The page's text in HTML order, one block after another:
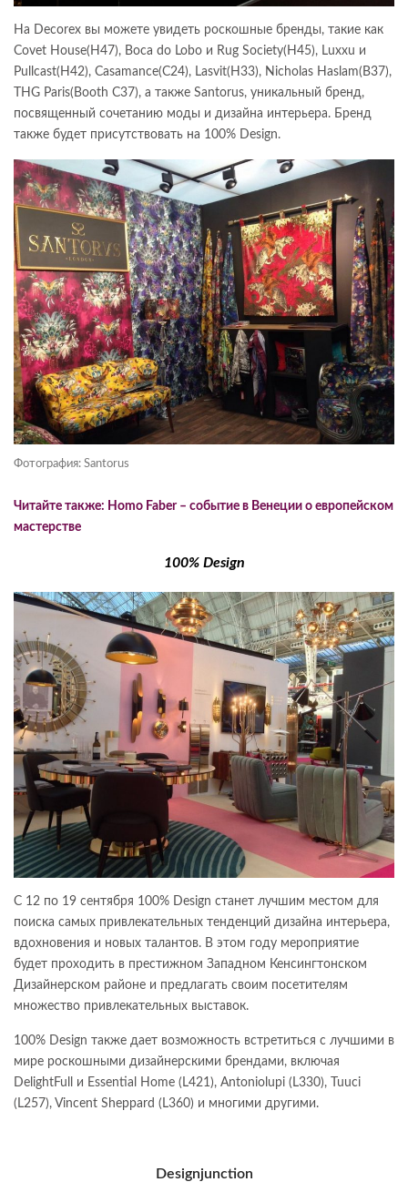
На Decorex вы можете увидеть роскошные бренды, такие как
Covet House(H47), Boca do Lobo и Rug Society(H45), Luxxu и
Pullcast(H42), Casamance(C24), Lasvit(H33), Nicholas Haslam(B37),
THG Paris(Booth C37), а также Santorus, уникальный бренд,
посвященный сочетанию моды и дизайна интерьера. Бренд
также будет присутствовать на 100% Design.
Фотография: Santorus
Читайте также: Homo Faber – событие в Венеции о европейском
мастерстве
100% Design
С 12 по 19 сентября 100% Design станет лучшим местом для
поиска самых привлекательных тенденций дизайна интерьера,
вдохновения и новых талантов. В этом году мероприятие
будет проходить в престижном Западном Кенсингтонском
Дизайнерском районе и предлагать своим посетителям
множество привлекательных выставок.
100% Design также дает возможность встретиться с лучшими в
мире роскошными дизайнерскими брендами, включая
DelightFull и Essential Home (L421), Antoniolupi (L330), Tuuci
(L257), Vincent Sheppard (L360) и многими другими.
Designjunction